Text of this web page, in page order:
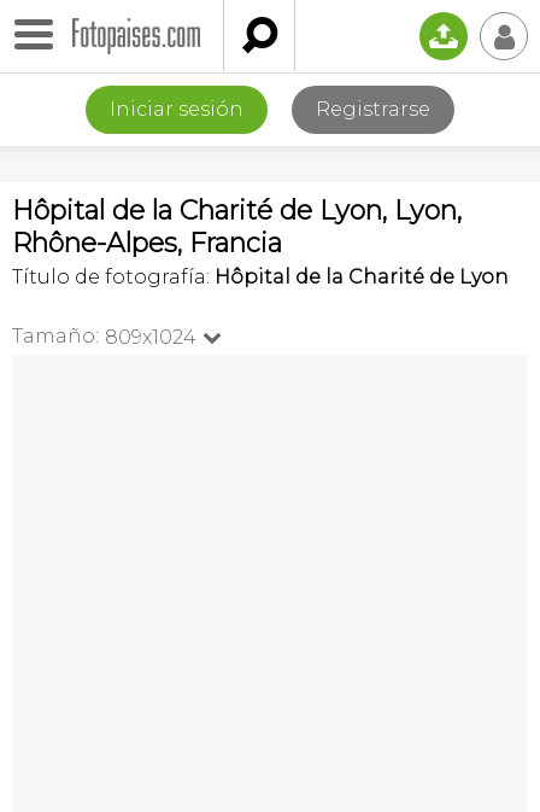
 📤 👤
Iniciar sesión Registrarse
Hôpital de la Charité de Lyon, Lyon,
Rhône-Alpes, Francia
Título de fotografía: Hôpital de la Charité de Lyon
Tamaño: 809x1024 